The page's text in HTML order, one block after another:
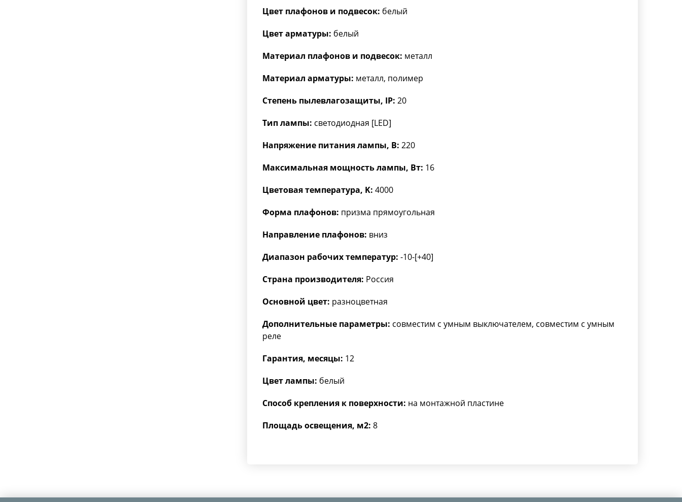
Цвет плафонов и подвесок: белый
Цвет арматуры: белый
Материал плафонов и подвесок: металл
Материал арматуры: металл, полимер
Степень пылевлагозащиты, IP: 20
Тип лампы: светодиодная [LED]
Напряжение питания лампы, В: 220
Максимальная мощность лампы, Вт: 16
Цветовая температура, K: 4000
Форма плафонов: призма прямоугольная
Направление плафонов: вниз
Диапазон рабочих температур: -10-[+40]
Страна производителя: Россия
Основной цвет: разноцветная
Дополнительные параметры: совместим с умным выключателем, совместим с умным
реле
Гарантия, месяцы: 12
Цвет лампы: белый
Способ крепления к поверхности: на монтажной пластине
Площадь освещения, м2: 8